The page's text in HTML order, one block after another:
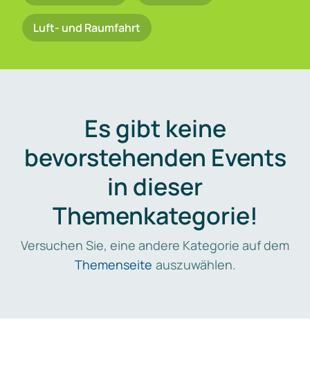
Luft- und Raumfahrt
Es gibt keine
bevorstehenden Events
in dieser
Themenkategorie!
Versuchen Sie, eine andere Kategorie auf dem
Themenseite auszuwählen.